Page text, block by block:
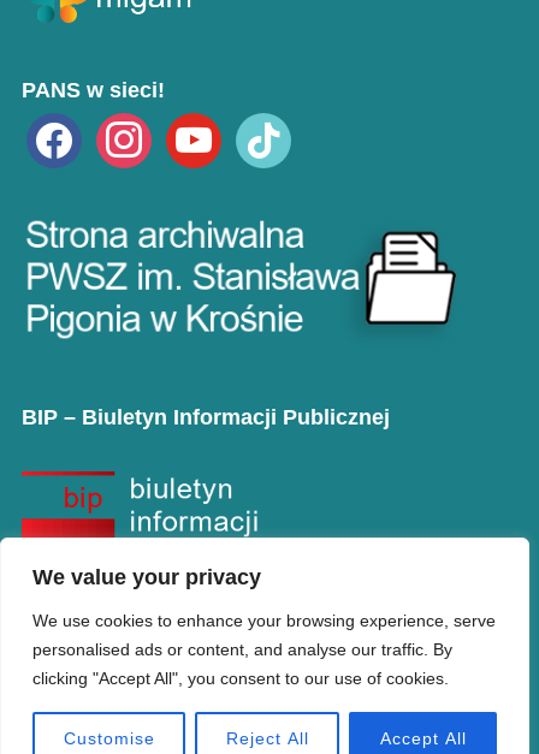
We value your privacy
We use cookies to enhance your browsing experience, serve
personalised ads or content, and analyse our traffic. By
clicking "Accept All", you consent to our use of cookies.
Customise Reject All Accept All
PANS w sieci!
facebook instagramyoutube tiktok
BIP – Biuletyn Informacji Publicznej
Copyright © PANS w Krośnie